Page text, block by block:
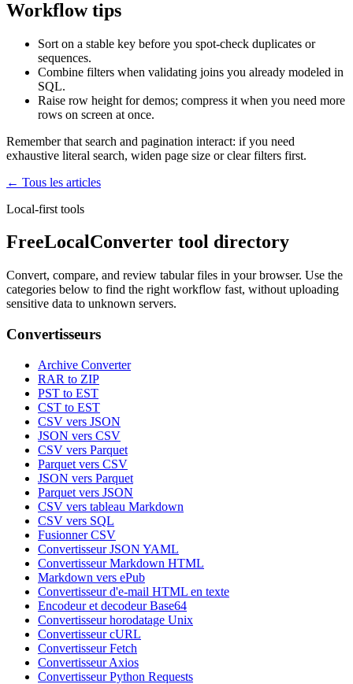
Workflow tips
Sort on a stable key before you spot-check duplicates or
sequences.
Combine filters when validating joins you already modeled in
SQL.
Raise row height for demos; compress it when you need more
rows on screen at once.
Remember that search and pagination interact: if you need
exhaustive literal search, widen page size or clear filters first.
← Tous les articles
Local-first tools
FreeLocalConverter tool directory
Convert, compare, and review tabular files in your browser. Use the
categories below to find the right workflow fast, without uploading
sensitive data to unknown servers.
Convertisseurs
Archive Converter
RAR to ZIP
PST to EST
CST to EST
CSV vers JSON
JSON vers CSV
CSV vers Parquet
Parquet vers CSV
JSON vers Parquet
Parquet vers JSON
CSV vers tableau Markdown
CSV vers SQL
Fusionner CSV
Convertisseur JSON YAML
Convertisseur Markdown HTML
Markdown vers ePub
Convertisseur d'e-mail HTML en texte
Encodeur et decodeur Base64
Convertisseur horodatage Unix
Convertisseur cURL
Convertisseur Fetch
Convertisseur Axios
Convertisseur Python Requests